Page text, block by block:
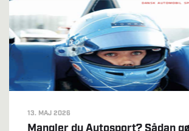
13. MAJ 2026